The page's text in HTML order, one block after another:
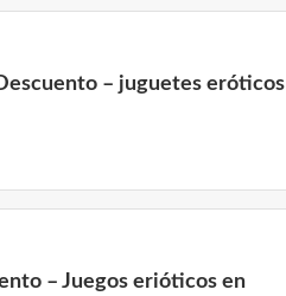
– juguetes eróticos
– Juegos erióticos en